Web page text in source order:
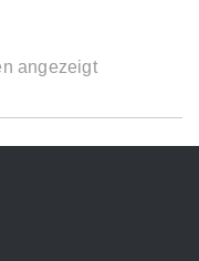
angezeigt